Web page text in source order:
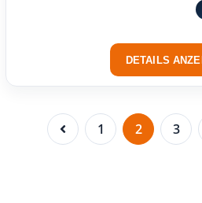
DETAILS
1 2 3